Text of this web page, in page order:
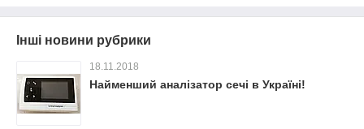
Інші новини рубрики
18.11.2018
Найменший аналізатор сечі в Україні!